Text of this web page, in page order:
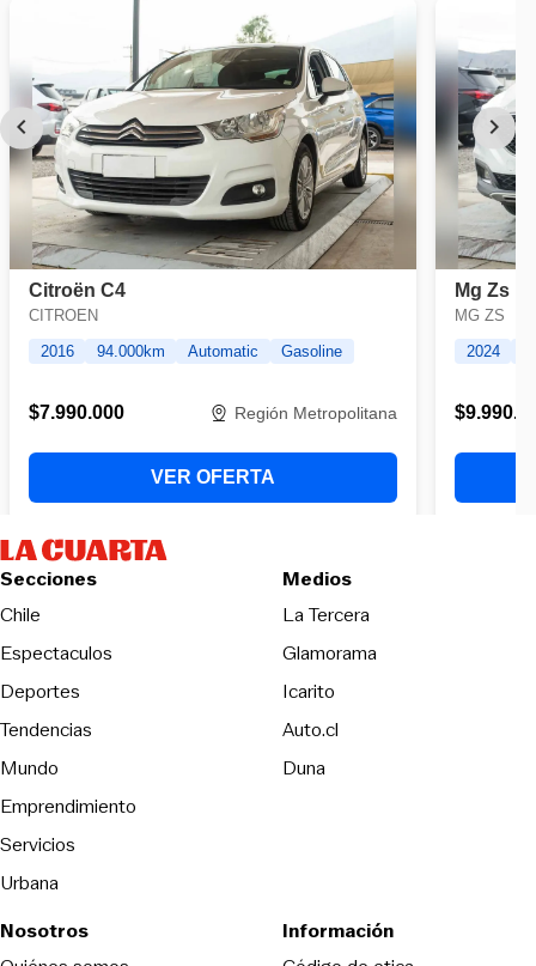
Secciones
Chile
Espectaculos
Deportes
Tendencias
Mundo
Emprendimiento
Servicios
Urbana
Medios
La TerceraOpens in new
Glamorama
Icarito
Auto.cl
DunaOpens in new window
Nosotros
Información